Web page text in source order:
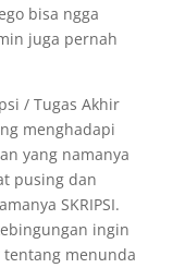
bisa ngga
juga pernah
/ Tugas Akhir
menghadapi
yang namanya
pusing dan
SKRIPSI.
ingin
menunda